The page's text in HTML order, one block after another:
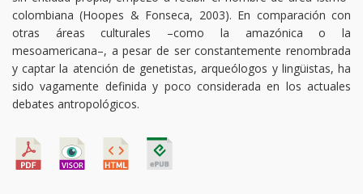
colombiana (Hoopes & Fonseca, 2003). En comparación con
otras áreas culturales –como la amazónica o la
mesoamericana–, a pesar de ser constantemente renombrada
y captar la atención de genetistas, arqueólogos y lingüistas, ha
sido vagamente definida y poco considerada en los actuales
debates antropológicos.